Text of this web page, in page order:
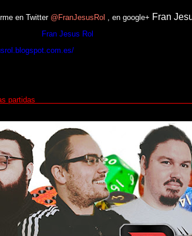
en Twitter @ FranJesusRol , en google+ Fran
Fran Jesus Rol
de las